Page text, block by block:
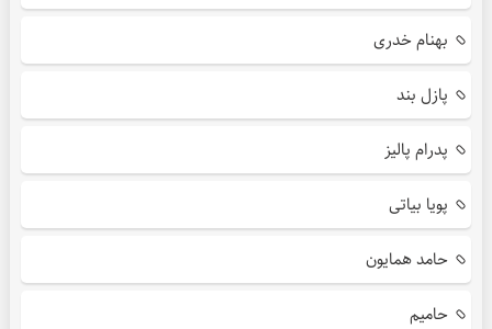
بهنام خدری
پازل بند
پدرام پالیز
پویا بیاتی
حامد همایون
حامیم